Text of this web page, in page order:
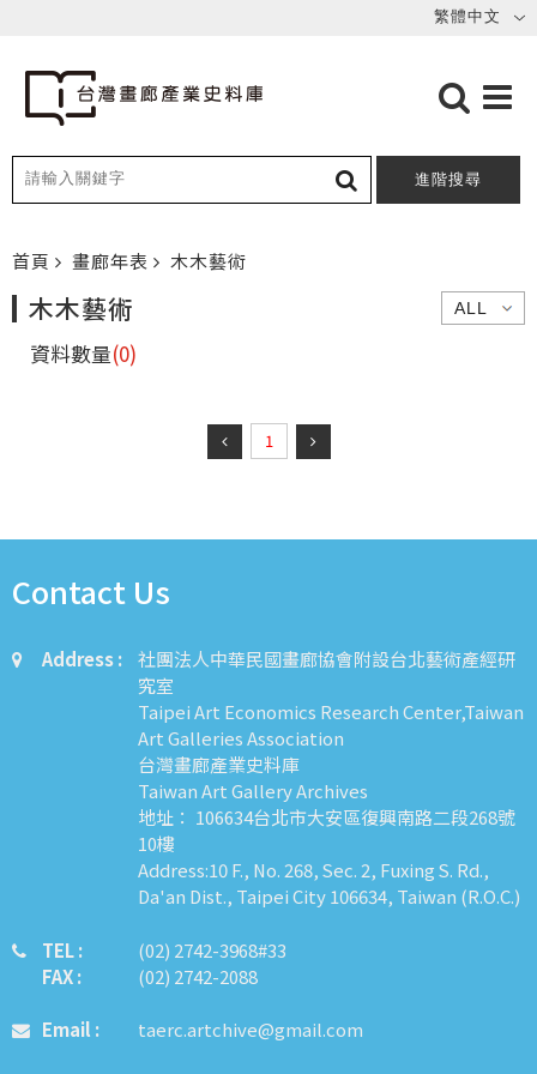
進階搜尋
首頁 畫廊年表 木木藝術
木木藝術
資料數量(0)
1
Contact Us
Address :
社團法人中華民國畫廊協會附設台北藝術產經研
究室
Taipei Art Economics Research Center,Taiwan
Art Galleries Association
台灣畫廊產業史料庫
Taiwan Art Gallery Archives
地址： 106634台北市大安區復興南路二段268號
10樓
Address:10 F., No. 268, Sec. 2, Fuxing S. Rd.,
Da'an Dist., Taipei City 106634, Taiwan (R.O.C.)
TEL :
FAX :
​​​​(02) 2742-3968#33
(02) 2742-2088
Email : taerc.artchive@gmail.com